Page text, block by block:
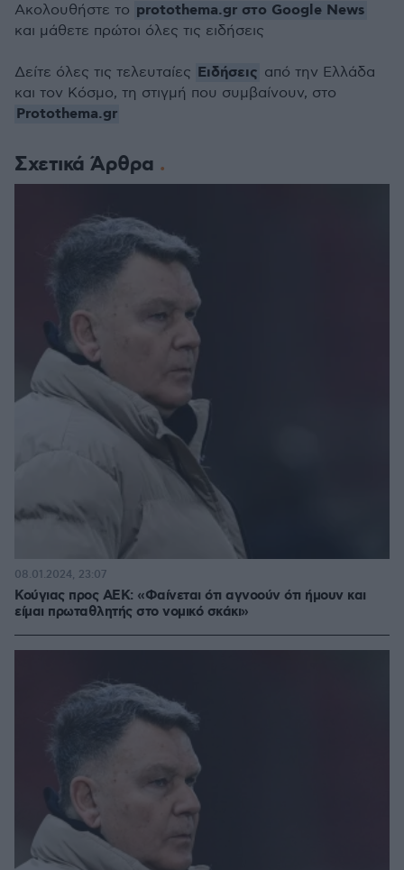
Σχετικά Άρθρα
Κούγιας προς ΑΕΚ: «Φαίνεται ότι αγνοούν ότι ήμουν και
είμαι πρωταθλητής στο νομικό σκάκι»
08.01.2024, 23:07
Ακολουθήστε το protothema.gr στο Google News
και μάθετε πρώτοι όλες τις ειδήσεις
Δείτε όλες τις τελευταίες Ειδήσεις από την Ελλάδα
και τον Κόσμο, τη στιγμή που συμβαίνουν, στο
Protothema.gr